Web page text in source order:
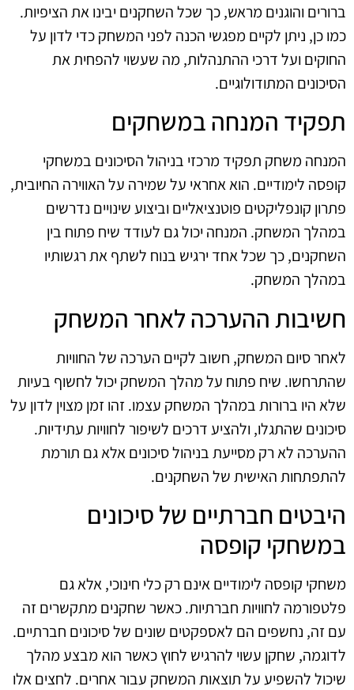
ברורים והוגנים מראש, כך שכל השחקנים יבינו את הציפיות.
כמו כן, ניתן לקיים מפגשי הכנה לפני המשחק כדי לדון על
החוקים ועל דרכי ההתנהלות, מה שעשוי להפחית את
הסיכונים המתודולוגיים.
תפקיד המנחה במשחקים
המנחה משחק תפקיד מרכזי בניהול הסיכונים במשחקי
קופסה לימודיים. הוא אחראי על שמירה על האווירה החיובית,
פתרון קונפליקטים פוטנציאליים וביצוע שינויים נדרשים
במהלך המשחק. המנחה יכול גם לעודד שיח פתוח בין
השחקנים, כך שכל אחד ירגיש בנוח לשתף את רגשותיו
במהלך המשחק.
חשיבות ההערכה לאחר המשחק
לאחר סיום המשחק, חשוב לקיים הערכה של החוויות
שהתרחשו. שיח פתוח על מהלך המשחק יכול לחשוף בעיות
שלא היו ברורות במהלך המשחק עצמו. זהו זמן מצוין לדון על
סיכונים שהתגלו, ולהציע דרכים לשיפור לחוויות עתידיות.
ההערכה לא רק מסייעת בניהול סיכונים אלא גם תורמת
להתפתחות האישית של השחקנים.
היבטים חברתיים של סיכונים
במשחקי קופסה
משחקי קופסה לימודיים אינם רק כלי חינוכי, אלא גם
פלטפורמה לחוויות חברתיות. כאשר שחקנים מתקשרים זה
עם זה, נחשפים הם לאספקטים שונים של סיכונים חברתיים.
לדוגמה, שחקן עשוי להרגיש לחוץ כאשר הוא מבצע מהלך
שיכול להשפיע על תוצאות המשחק עבור אחרים. לחצים אלו